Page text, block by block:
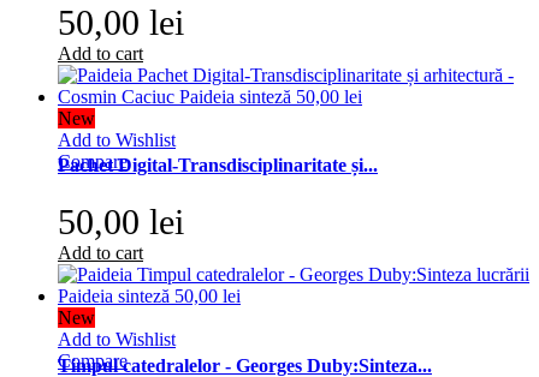
50,00 lei
Add to cart
New
Add to Wishlist
Compare
Pachet Digital-Transdisciplinaritate și...
50,00 lei
Add to cart
New
Add to Wishlist
Compare
Timpul catedralelor - Georges Duby:Sinteza...